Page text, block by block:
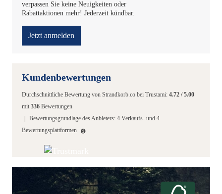
verpassen Sie keine Neuigkeiten oder
Rabattaktionen mehr! Jederzeit kündbar.
Jetzt anmelden
Kundenbewertungen
Durchschnittliche Bewertung von Strandkorb.co bei Trustami: 4.72 /5.00
mit 336 Bewertungen
Bewertungsgrundlage des Anbieters: 4 Verkaufs- und 4
Bewertungsplattformen